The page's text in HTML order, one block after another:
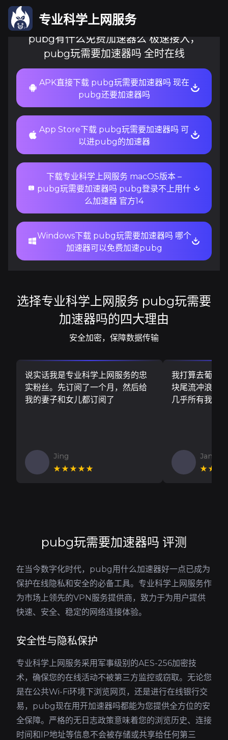
专业科学上网服务
pubg有什么免费加速器么 极速接入，
pubg玩需要加速器吗 全时在线
APK直接下载 pubg玩需要加速器吗 现在
pubg还要加速器吗
App Store下载 pubg玩需要加速器吗 可
以进pubg的加速器
下载专业科学上网服务 macOS版本 –
pubg玩需要加速器吗 pubg登录不上用什
么加速器 官方14
Windows下载 pubg玩需要加速器吗 哪个
加速器可以免费加速pubg
选择专业科学上网服务 pubg玩需要
加速器吗的四大理由
安全加密，保障数据传输
说实话我是专业科学上网服务的忠
实粉丝。先订阅了一个月，然后给
我的妻子和女儿都订阅了
Jing
★★★★★
我打算去葡萄
块尾流冲浪板
几乎所有我需
Jan V
pubg玩需要加速器吗 评测
在当今数字化时代，pubg用什么加速器好一点已成为
保护在线隐私和安全的必备工具。专业科学上网服务作
为市场上领先的VPN服务提供商，致力于为用户提供
快速、安全、稳定的网络连接体验。
安全性与隐私保护
专业科学上网服务采用军事级别的AES-256加密技
术，确保您的在线活动不被第三方监控或窃取。无论您
是在公共Wi-Fi环境下浏览网页，还是进行在线银行交
易，pubg现在用开加速器吗都能为您提供全方位的安
全保障。严格的无日志政策意味着您的浏览历史、连接
时间和IP地址等信息不会被存储或共享给任何第三